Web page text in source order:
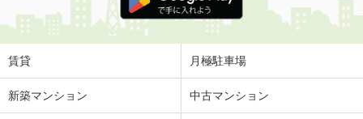
賃貸 月極駐車場
新築マンション 中古マンション